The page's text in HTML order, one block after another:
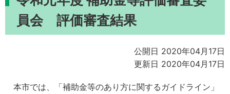
員会 評価審査結果
公開日 2020年04月17日
更新日 2020年04月17日
本市では、「補助金等のあり方に関するガイドライン」